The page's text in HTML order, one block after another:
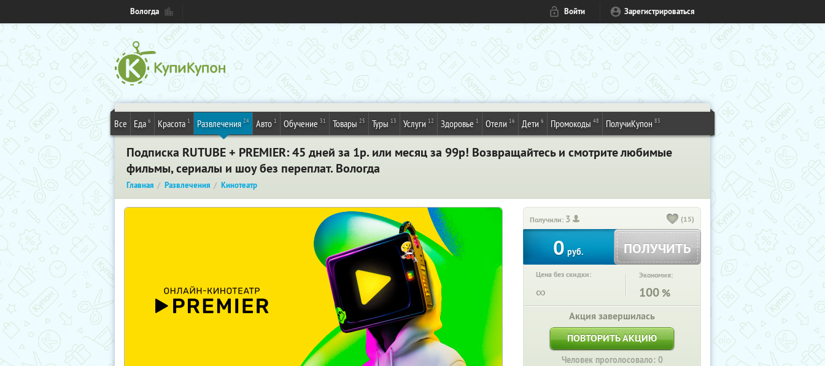
Вологда Войти Зарегистрироваться
Все Еда 6 Красота 1 Развлечения 24 Авто 1 Обучение 31 Товары 25 Туры 13 Услуги 12 Здоровье 1 Отели 16 Дети 6 Промокоды 48 ПолучиКупон 83
Подписка RUTUBE + PREMIER: 45 дней за 1р. или месяц за 99р! Возвращайтесь и смотрите любимые
фильмы, сериалы и шоу без переплат. Вологда
Главная Развлечения Кинотеатр
Получили: 3 (15)
0 руб. ПОЛУЧИТЬ
Цена без скидки:
∞
Экономия:
100 %
Акция завершилась
ПОВТОРИТЬ АКЦИЮ
Человек проголосовало: 0